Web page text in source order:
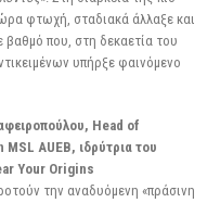
φτωχή, σταδιακά άλλαξε και
βαθμό που, στη δεκαετία του
υπήρξε φαινόμενο
Head of
MSL AUEB, ιδρύτρια του
Your Origins
την αναδυόμενη «πράσινη